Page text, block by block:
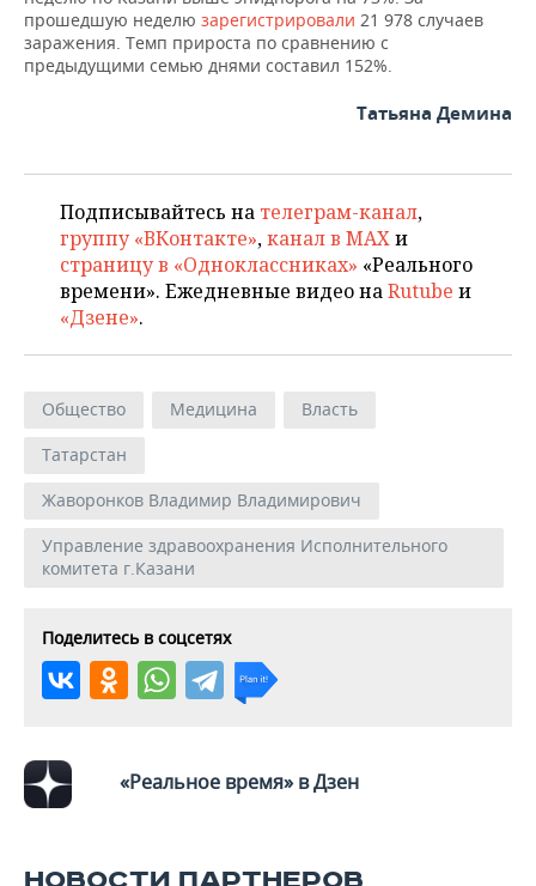
прошедшую неделю зарегистрировали 21 978 случаев
заражения. Темп прироста по сравнению с
предыдущими семью днями составил 152%.
Татьяна Демина
Подписывайтесь на телеграм-канал,
группу «ВКонтакте»,канал в MAXи
страницу в «Одноклассниках» «Реального
времени». Ежедневные видео наRutube и
«Дзене».
Общество Медицина
Власть
Татарстан
Жаворонков Владимир Владимирович
Управление здравоохранения Исполнительного
комитета г.Казани
Поделитесь в соцсетях
«Реальное время» в Дзен